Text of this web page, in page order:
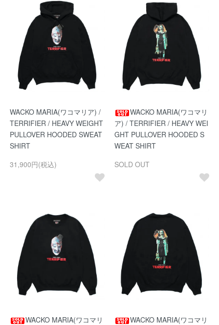
WACKO MARIA(ワコマリア) /
TERRIFIER / HEAVY WEIGHT
PULLOVER HOODED SWEAT
SHIRT
31,900円(税込)
WACKO MARIA(ワコマリ
ア) / TERRIFIER / HEAVY WEI
GHT PULLOVER HOODED S
WEAT SHIRT
SOLD OUT
WACKO MARIA(ワコマリ
WACKO MARIA(ワコマリ